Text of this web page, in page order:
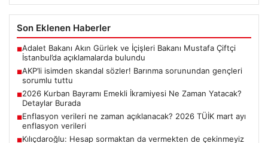
Son Eklenen Haberler
■Adalet Bakanı Akın Gürlek ve İçişleri Bakanı Mustafa Çiftçi
İstanbul’da açıklamalarda bulundu
■AKP’li isimden skandal sözler! Barınma sorunundan gençleri
sorumlu tuttu
■2026 Kurban Bayramı Emekli İkramiyesi Ne Zaman Yatacak?
Detaylar Burada
■Enflasyon verileri ne zaman açıklanacak? 2026 TÜİK mart ayı
enflasyon verileri
■Kılıçdaroğlu: Hesap sormaktan da vermekten de çekinmeyiz